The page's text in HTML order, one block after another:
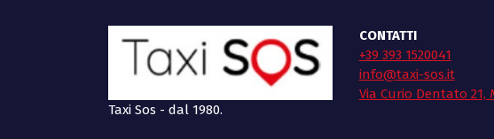
Taxi Sos - dal 1980.
CONTATTI
+39 393 1520041
info@taxi-sos.it
Via Curio Dentato 21,